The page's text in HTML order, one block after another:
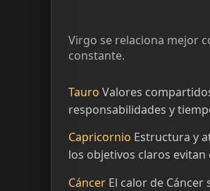
Virgo se relaciona mejor
constante.
Tauro Valores
responsabilidades y
Capricornio Estructura y
los objetivos claros evitan
Cáncer El calor de